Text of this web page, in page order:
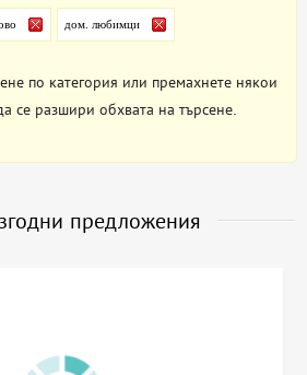
дом. любимци
по категория или премахнете някои
се разшири обхвата на търсене.
предложения